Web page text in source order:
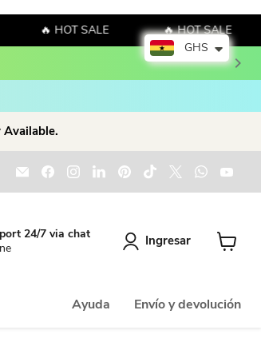
🔥 HOT SALE 🔥 HOT SALE
Encuéntrenos en Correo electrónico
Encuéntrenos en Facebook
Encuéntrenos en Instagram
Encuéntrenos en LinkedIn
Encuéntrenos en
Encuéntrenos en
24/7 via chat
Ingresar
Ayuda Envío y devolución
GHS